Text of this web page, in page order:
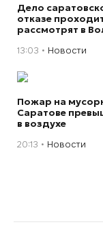
Дело
отказе
рассмотрят в
13:03 Новости
Пожар на
Саратове
в воздухе
20:13 Новости